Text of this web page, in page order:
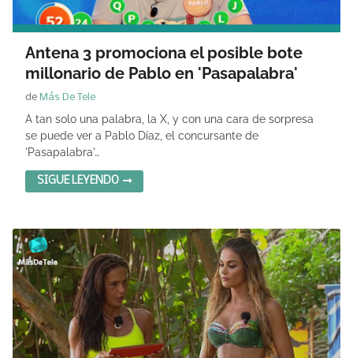
Antena 3 promociona el posible bote
millonario de Pablo en 'Pasapalabra'
de Más De Tele
A tan solo una palabra, la X, y con una cara de sorpresa
se puede ver a Pablo Díaz, el concursante de
'Pasapalabra'…
SIGUE LEYENDO